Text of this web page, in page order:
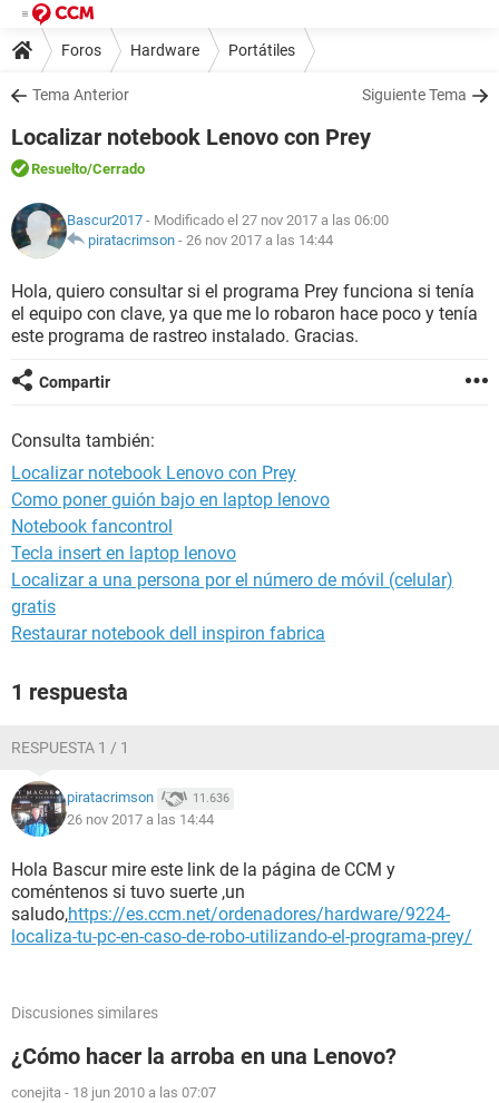
Foros Hardware Portátiles
Tema Anterior Siguiente Tema
Localizar notebook Lenovo con Prey
Resuelto/Cerrado
Bascur2017 - Modificado el 27 nov 2017 a las 06:00
piratacrimson - 26 nov 2017 a las 14:44
Hola, quiero consultar si el programa Prey funciona si tenía
el equipo con clave, ya que me lo robaron hace poco y tenía
este programa de rastreo instalado. Gracias.
Compartir
Consulta también:
Localizar notebook Lenovo con Prey
Como poner guión bajo en laptop lenovo
Notebook fancontrol
Tecla insert en laptop lenovo
Localizar a una persona por el número de móvil (celular)
gratis
Restaurar notebook dell inspiron fabrica
1 respuesta
RESPUESTA 1 / 1
piratacrimson 11.636
26 nov 2017 a las 14:44
Hola Bascur mire este link de la página de CCM y
coméntenos si tuvo suerte ,un
saludo,https://es.ccm.net/ordenadores/hardware/9224-
localiza-tu-pc-en-caso-de-robo-utilizando-el-programa-prey/
Discusiones similares
¿Cómo hacer la arroba en una Lenovo?
conejita - 18 jun 2010 a las 07:07